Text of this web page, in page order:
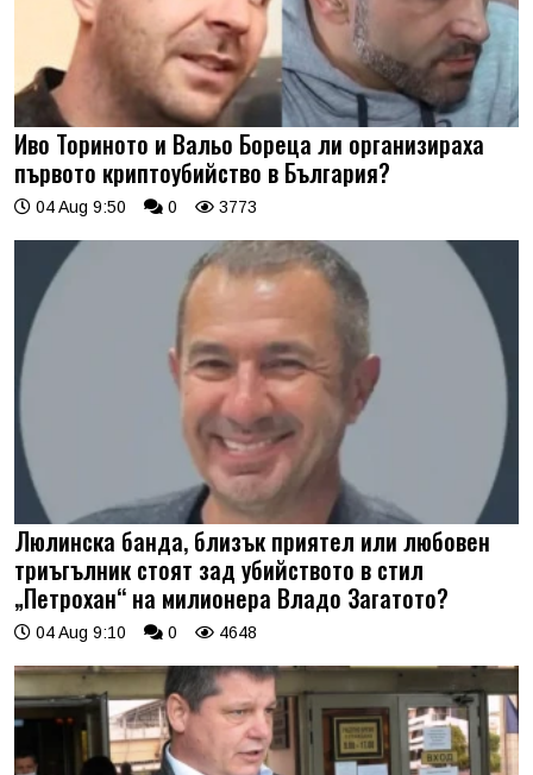
Иво Ториното и Вальо Бореца ли организираха
първото криптоубийство в България?
04 Aug 9:50 0 3773
Люлинска банда, близък приятел или любовен
триъгълник стоят зад убийството в стил
„Петрохан“ на милионера Владо Загатото?
04 Aug 9:10 0 4648